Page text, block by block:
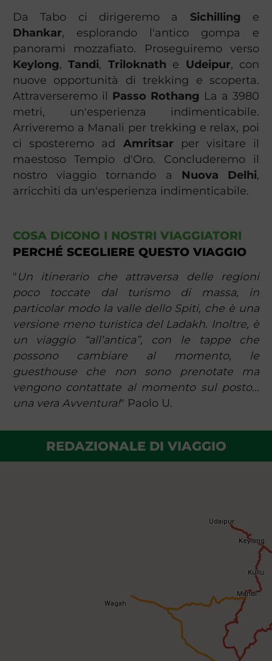
Da Tabo ci dirigeremo a Sichilling e
Dhankar, esplorando l'antico gompa e
panorami mozzafiato. Proseguiremo verso
Keylong,Tandi, Triloknath e Udeipur, con
nuove opportunità di trekking e scoperta.
Attraverseremo il Passo Rothang La a 3980
metri, un'esperienza indimenticabile.
Arriveremo a Manali per trekking e relax, poi
ci sposteremo ad Amritsar
per visitare il
maestoso Tempio d'Oro. Concluderemo il
nostro viaggio tornando a Nuova Delhi,
arricchiti da un'esperienza indimenticabile.
COSA DICONO I NOSTRI VIAGGIATORI
PERCHÉ SCEGLIERE QUESTO VIAGGIO
"Un itinerario che attraversa delle regioni
poco toccate dal turismo di massa, in
particolar modo la valle dello Spiti, che è una
versione meno turistica del Ladakh. Inoltre, è
un viaggio “all’antica”, con le tappe che
possono cambiare al momento, le
guesthouse che non sono prenotate ma
vengono contattate al momento sul posto...
una vera Avventura!" Paolo U.
REDAZIONALE DI VIAGGIO